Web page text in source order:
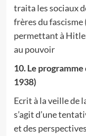
traita les sociaux
frères du fascisme
permettant à
au pouvoir
10. Le
1938)
Ecrit à la veille de
s’agit d’une
et des